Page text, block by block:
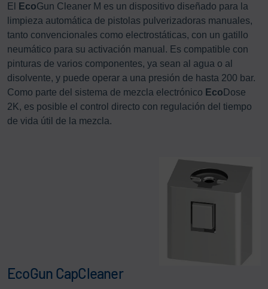
El EcoGun Cleaner M es un dispositivo diseñado para la
limpieza automática de pistolas pulverizadoras manuales,
tanto convencionales como electrostáticas, con un gatillo
neumático para su activación manual. Es compatible con
pinturas de varios componentes, ya sean al agua o al
disolvente, y puede operar a una presión de hasta 200 bar.
Como parte del sistema de mezcla electrónico Eco Dose
2K, es posible el control directo con regulación del tiempo
de vida útil de la mezcla.
EcoGun CapCleaner